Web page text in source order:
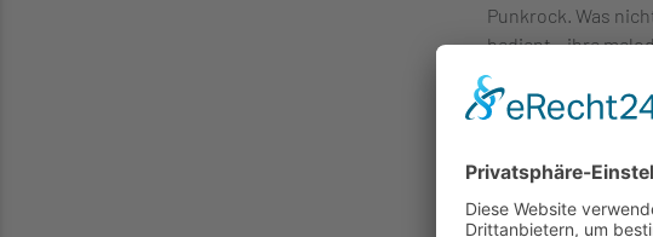
Punkrock. Was
bedient – ihre
und da und dort.